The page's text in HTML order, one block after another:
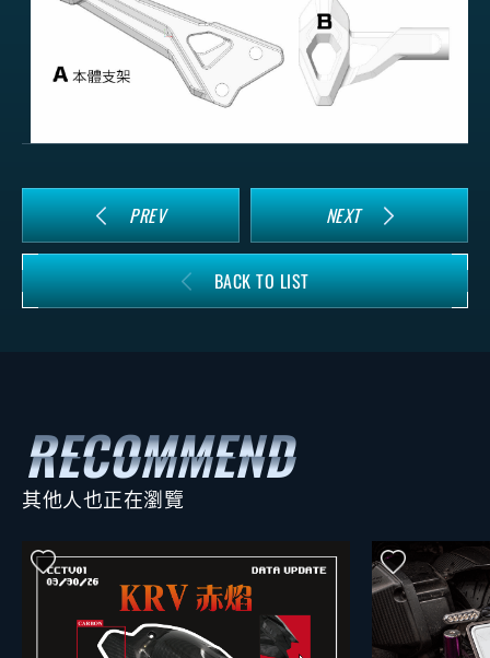
PREV NEXT
BACK TO LIST
其他人也正在瀏覽